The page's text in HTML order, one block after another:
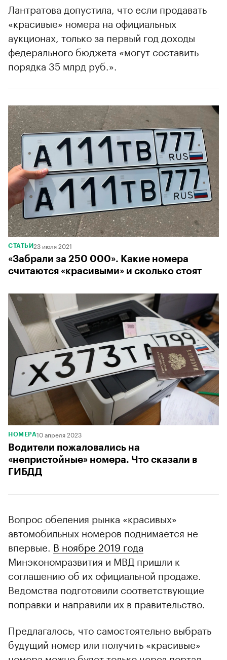
Лантратова допустила, что если продавать
«красивые» номера на официальных
аукционах, только за первый год доходы
федерального бюджета «могут составить
порядка 35 млрд руб.».
СТАТЬИ23 июля 2021
«Забрали за 250 000». Какие номера
считаются «красивыми» и сколько стоят
НОМЕРА10 апреля 2023
Водители пожаловались на
«непристойные» номера. Что сказали в
ГИБДД
Вопрос обеления рынка «красивых»
автомобильных номеров поднимается не
впервые. В ноябре 2019 года
Минэкономразвития и МВД пришли к
соглашению об их официальной продаже.
Ведомства подготовили соответствующие
поправки и направили их в правительство.
Предлагалось, что самостоятельно выбрать
будущий номер или получить «красивые»